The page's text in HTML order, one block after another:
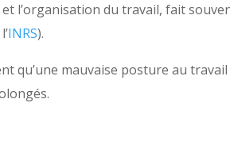
l’organisation du travail, fait
INRS).
qu’une mauvaise posture au